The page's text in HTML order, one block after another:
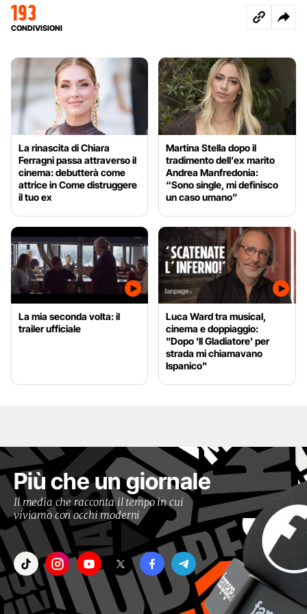
193
CONDIVISIONI
La rinascita di Chiara
Ferragni passa attraverso il
cinema: debutterà come
attrice in Come distruggere
il tuo ex
Martina Stella dopo il
tradimento dell’ex marito
Andrea Manfredonia:
“Sono single, mi definisco
un caso umano”
La mia seconda volta: il
trailer ufficiale
Luca Ward tra musical,
cinema e doppiaggio:
"Dopo 'Il Gladiatore' per
strada mi chiamavano
Ispanico"
Più che un giornale
Il media che racconta il tempo in cui
viviamo con occhi moderni